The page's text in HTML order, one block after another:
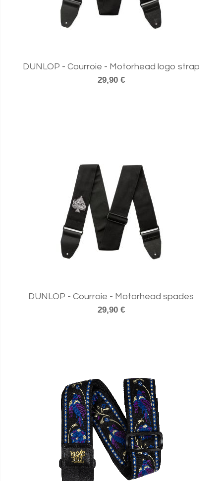
DUNLOP - Courroie - Motorhead logo strap
29,90 €
DUNLOP - Courroie - Motorhead spades
29,90 €